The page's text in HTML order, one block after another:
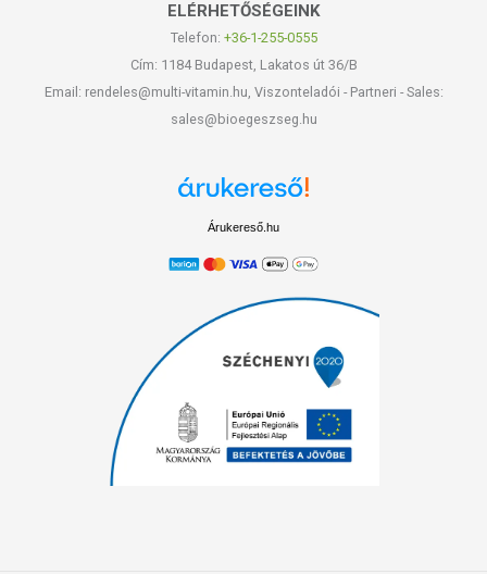
ELÉRHETŐSÉGEINK
Telefon: +36-1-255-0555
Cím: 1184 Budapest, Lakatos út 36/B
Email: rendeles@multi-vitamin.hu, Viszonteladói - Partneri - Sales:
sales@bioegeszseg.hu
Árukereső.hu